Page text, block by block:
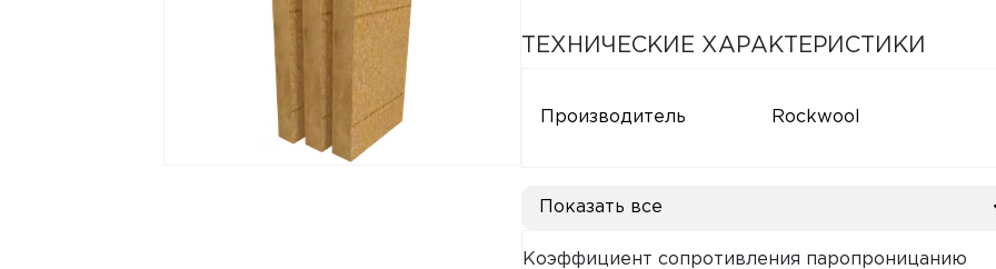
ТЕХНИЧЕСКИЕ ХАРАКТЕРИСТИКИ
Производитель Rockwool
Показать все
Коэффициент сопротивления паропроницанию